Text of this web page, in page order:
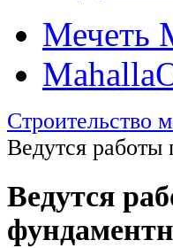
Мечеть
Строительство
Ведутся
Ведутся